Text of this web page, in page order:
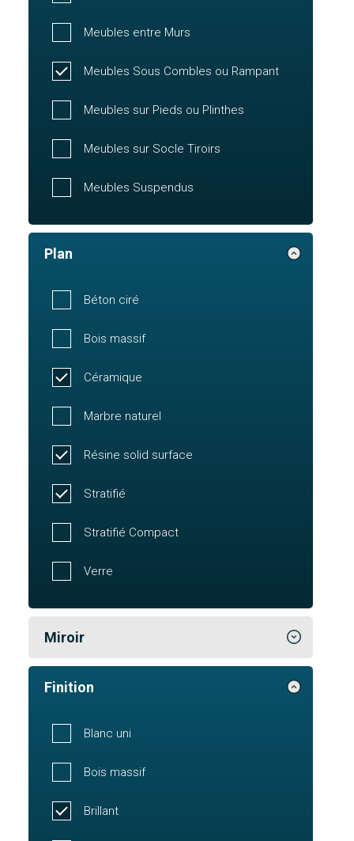
Meubles entre Murs
Meubles Sous Combles ou Rampant
Meubles sur Pieds ou Plinthes
Meubles sur Socle Tiroirs
Meubles Suspendus
Plan
Béton ciré
Bois massif
Céramique
Marbre naturel
Résine solid surface
Stratifié
Stratifié Compact
Verre
Miroir
Finition
Blanc uni
Bois massif
Brillant